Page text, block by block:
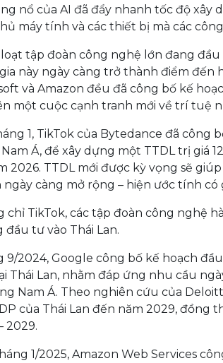
nổ của AI đã đẩy nhanh tốc độ xây
máy tính và các thiết bị mà các
tập đoàn công nghệ lớn đang đầu
này ngày càng trở thành điểm đến
và Amazon đều đã công bố kế
một cuộc cạnh tranh mới về trí tuệ
1, TikTok của Bytedance đã công
Á, để xây dựng một TTDL trị giá
2026. TTDL mới được kỳ vọng sẽ
càng mở rộng – hiện ước tính có
chỉ TikTok, các tập đoàn công nghệ
đầu tư vào Thái Lan.
9/2024, Google công bố kế hoạch
Thái Lan, nhằm đáp ứng nhu cầu
Nam Á. Theo nghiên cứu của
của Thái Lan đến năm 2029, đồng
2029.
1/2025, Amazon Web Services